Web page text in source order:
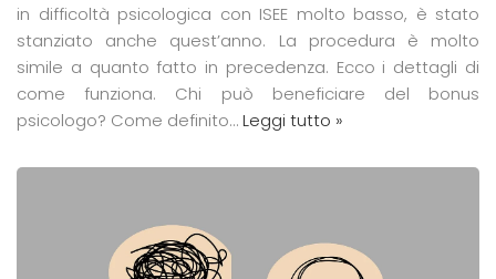
in difficoltà psicologica con ISEE molto basso, è stato
stanziato anche quest’anno. La procedura è molto
simile a quanto fatto in precedenza. Ecco i dettagli di
come funziona. Chi può beneficiare del bonus
psicologo? Come definito…Leggi tutto »